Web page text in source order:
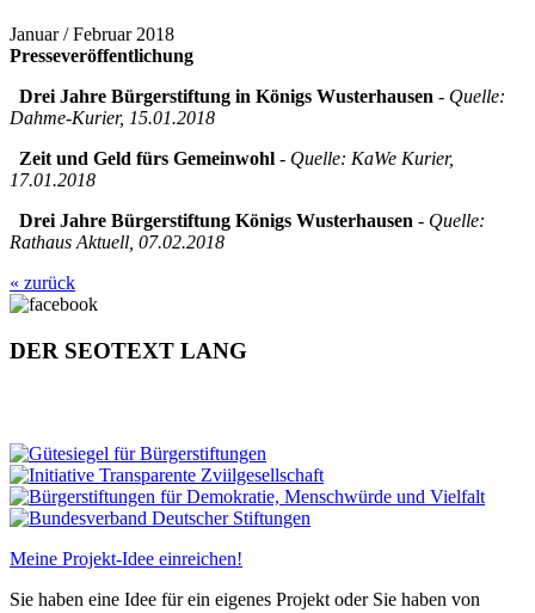
Januar / Februar 2018
Presseveröffentlichung
Drei Jahre Bürgerstiftung in Königs Wusterhausen - Quelle:
Dahme-Kurier, 15.01.2018
Zeit und Geld fürs Gemeinwohl - Quelle: KaWe Kurier,
17.01.2018
Drei Jahre Bürgerstiftung Königs Wusterhausen - Quelle:
Rathaus Aktuell, 07.02.2018
« zurück
DER SEOTEXT LANG
Meine Projekt-Idee einreichen!
Sie haben eine Idee für ein eigenes Projekt oder Sie haben von